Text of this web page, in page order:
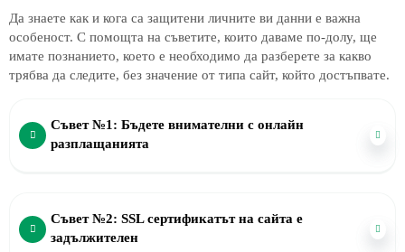
Да знаете как и кога са защитени личните ви данни е важна
особеност. С помощта на съветите, които даваме по-долу, ще
имате познанието, което е необходимо да разберете за какво
трябва да следите, без значение от типа сайт, който достъпвате.
Съвет №1: Бъдете внимателни с онлайн
разплащанията
Съвет №2: SSL сертификатът на сайта е
задължителен